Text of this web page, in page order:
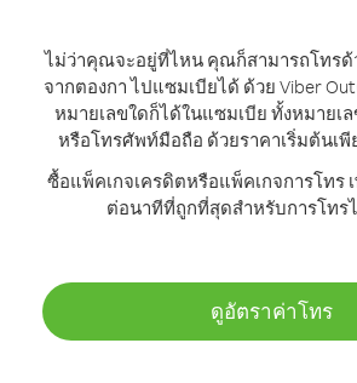
ไม่ว่าคุณจะอยู่ที่ไหน คุณก็สามารถโทร
จากตองกา ไปแซมเบียได้ ด้วย Viber Out
หมายเลขใดก็ได้ในแซมเบีย ทั้งหมายเ
หรือโทรศัพท์มือถือ ด้วยราคาเริ่มต้นเพี
ซื้อแพ็คเกจเครดิตหรือแพ็คเกจการโทร
ต่อนาทีที่ถูกที่สุดสำหรับการโทร
ดูอัตราค่าโทร